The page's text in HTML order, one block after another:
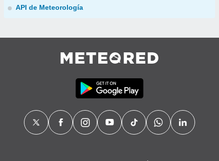
API de Meteorología